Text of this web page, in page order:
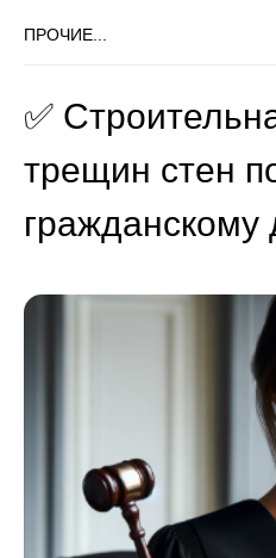
ПРОЧИЕ...
✅
трещин стен
гражданскому